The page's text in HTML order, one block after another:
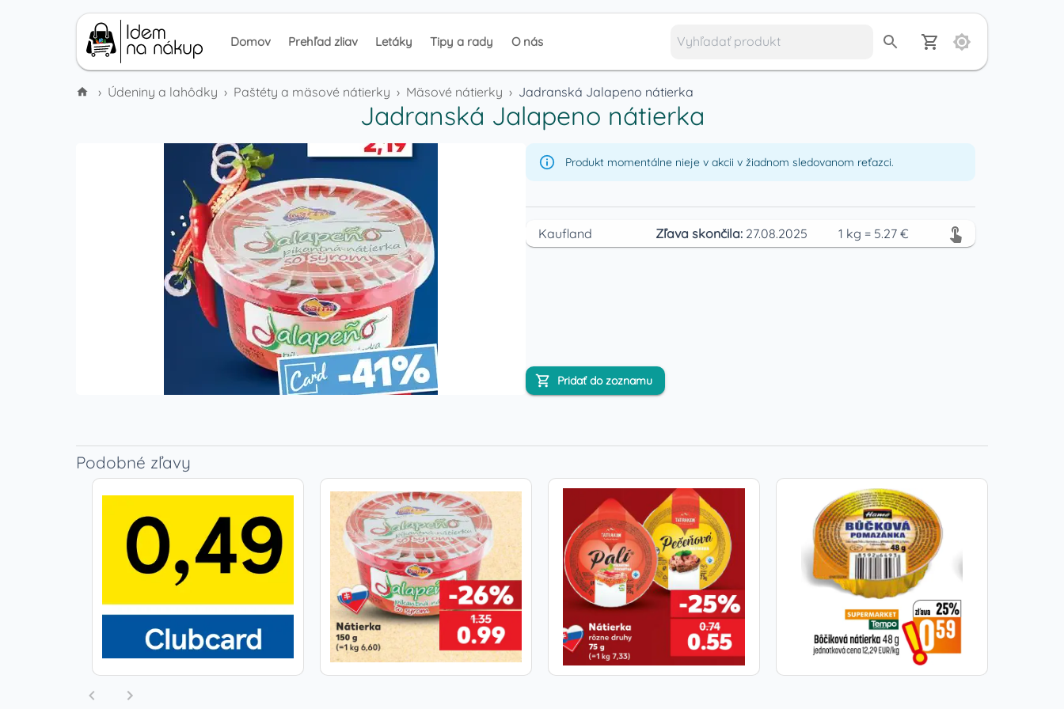
Domov Prehľad zliav Letáky Tipy a rady O nás
› Údeniny a lahôdky › Paštéty a mäsové nátierky › Mäsové nátierky › Jadranská Jalapeno nátierka
Jadranská Jalapeno nátierka
Produkt momentálne nieje v akcii v žiadnom sledovanom reťazci.
Kaufland Zľava skončila: 27.08.2025 1 kg = 5.27€
Pridať do zoznamu
Podobné zľavy